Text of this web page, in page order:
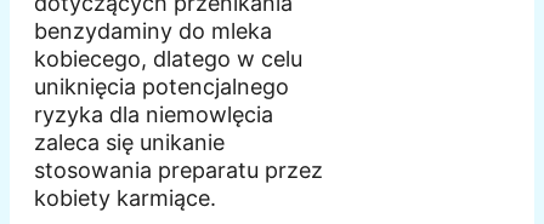
benzydaminy do mleka
kobiecego, dlatego w celu
uniknięcia potencjalnego
ryzyka dla niemowlęcia
zaleca się unikanie
stosowania preparatu przez
kobiety karmiące.